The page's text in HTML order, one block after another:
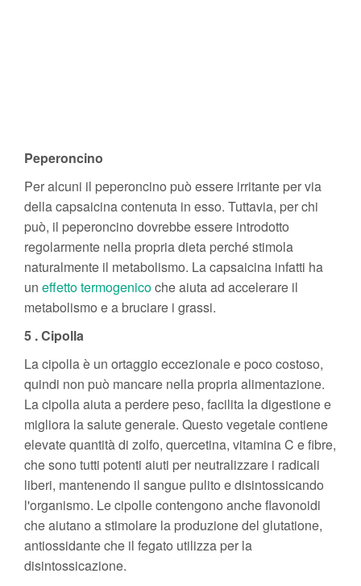
Peperoncino
Per alcuni il peperoncino può essere irritante per via
della capsaicina contenuta in esso. Tuttavia, per chi
può, il peperoncino dovrebbe essere introdotto
regolarmente nella propria dieta perché stimola
naturalmente il metabolismo. La capsaicina infatti ha
un effetto termogenicoche aiuta ad accelerare il
metabolismo e a bruciare i grassi.
5 . Cipolla
La cipolla è un ortaggio eccezionale e poco costoso,
quindi non può mancare nella propria alimentazione.
La cipolla aiuta a perdere peso, facilita la digestione e
migliora la salute generale. Questo vegetale contiene
elevate quantità di zolfo, quercetina, vitamina C e fibre,
che sono tutti potenti aiuti per neutralizzare i radicali
liberi, mantenendo il sangue pulito e disintossicando
l'organismo. Le cipolle contengono anche flavonoidi
che aiutano a stimolare la produzione del glutatione,
antiossidante che il fegato utilizza per la
disintossicazione.